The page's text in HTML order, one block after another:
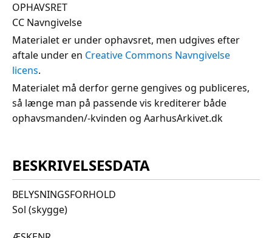
OPHAVSRET
CC Navngivelse
Materialet er under ophavsret, men udgives efter
aftale under en Creative Commons Navngivelse
licens.
Materialet må derfor gerne gengives og publiceres,
så længe man på passende vis krediterer både
ophavsmanden/-kvinden og AarhusArkivet.dk
BESKRIVELSESDATA
BELYSNINGSFORHOLD
Sol (skygge)